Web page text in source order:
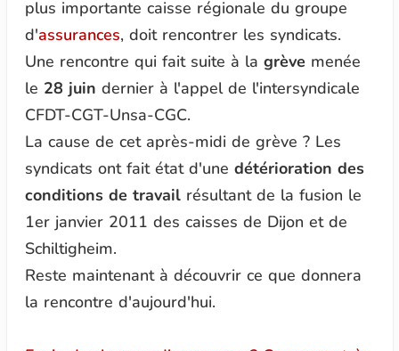
plus importante caisse régionale du groupe
d'assurances, doit rencontrer les syndicats.
Une rencontre qui fait suite à la grève menée
le 28 juin dernier à l'appel de l'intersyndicale
CFDT-CGT-Unsa-CGC.
La cause de cet après-midi de grève ? Les
syndicats ont fait état d'une détérioration des
conditions de travailrésultant de la fusion le
1er janvier 2011 des caisses de Dijon et de
Schiltigheim.
Reste maintenant à découvrir ce que donnera
la rencontre d'aujourd'hui.